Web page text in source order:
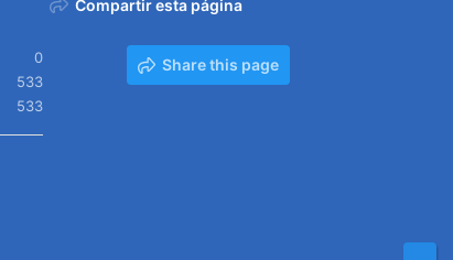
0
533
533
Compartir esta página
Share this page